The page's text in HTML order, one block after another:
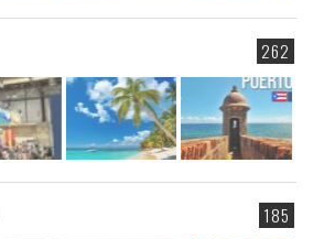
262
185